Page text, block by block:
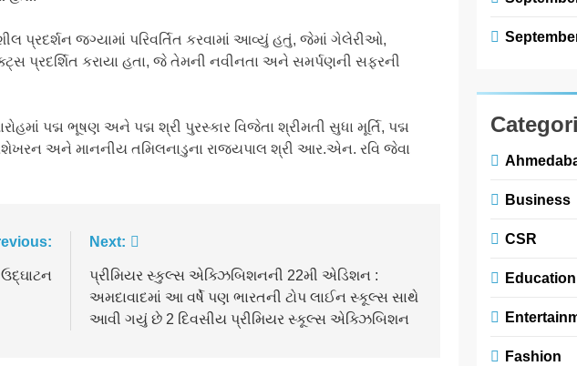
પ્રદર્શન જગ્યામાં પરિવર્તિત કરવામાં આવ્યું હતું, જેમાં ગેલેરીઓ,
પ્રદર્શિત કરાયા હતા, જે તેમની નવીનતા અને સમર્પણની સફરની
પદ્મ ભૂષણ અને પદ્મ શ્રી પુરસ્કાર વિજેતા શ્રીમતી સુધા મૂર્તિ, પદ્મ
અને માનનીય તમિલનાડુના રાજ્યપાલ શ્રી આર.એન. રવિ જેવા
Next:
પ્રીમિયર સ્કુલ્સ એક્ઝિબિશનની 22મી એડિશન :
અમદાવાદમાં આ વર્ષે પણ ભારતની ટોપ લાઈન સ્કૂલ્સ સાથે
આવી ગયું છે 2 દિવસીય પ્રીમિયર સ્કૂલ્સ એક્ઝિબિશન
Business
CSR
Education
Fashion